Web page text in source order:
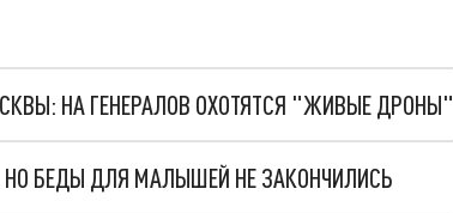
НА ГЕНЕРАЛОВ ОХОТЯТСЯ "ЖИВЫЕ ДРОНЫ"
БЕДЫ ДЛЯ МАЛЫШЕЙ НЕ ЗАКОНЧИЛИСЬ